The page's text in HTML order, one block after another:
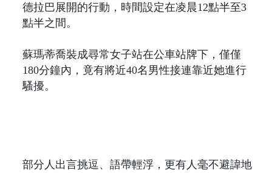
德拉巴展開的行動，時間設定在凌晨12點半至3
點半之間。
蘇瑪蒂喬裝成尋常女子站在公車站牌下，僅僅
180分鐘內，竟有將近40名男性接連靠近她進行
騷擾。
部分人出言挑逗、語帶輕浮，更有人毫不避諱地